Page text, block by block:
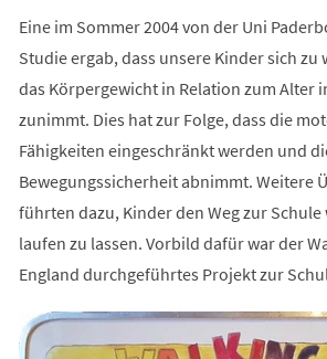
Eine im Sommer 2004 von der Uni
Studie ergab, dass unsere Kinder sich zu
das Körpergewicht in Relation zum Alter
zunimmt. Dies hat zur Folge, dass die
Fähigkeiten eingeschränkt werden und
Bewegungssicherheit abnimmt. Weitere
führten dazu, Kinder den Weg zur
laufen zu lassen. Vorbild dafür war der
England durchgeführtes Projekt zur